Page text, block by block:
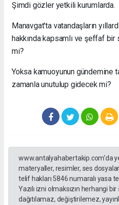
Şimdi gözler yetkili kurumlarda.
Manavgat'ta vatandaşların
hakkında kapsamlı ve şeffaf
mi?
Yoksa kamuoyunun gündemine
zamanla unutulup gidecek mi?
www.antalyahabertakip.com'da
materyaller, resimler, ses
telif hakları 5846 numaralı yasa
Yazılı izni olmaksızın herhangi
dağıtılamaz, değiştirilemez,